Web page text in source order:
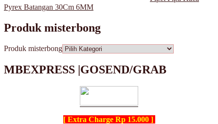
Pyrex Batangan 30Cm 6MM
Produk misterbong
Produk misterbong
MBEXPRESS |GOSEND/GRAB
[ Extra Charge Rp 15.000 ]